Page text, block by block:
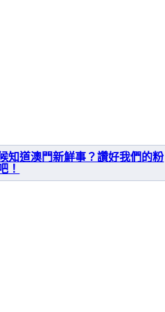
知道澳門新鮮事？讚好我們的粉
！